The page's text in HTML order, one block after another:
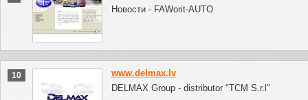
Новости - FAWorit-AUTO
10
www.delmax.lv
DELMAX Group - distributor "TCM S.r.l"